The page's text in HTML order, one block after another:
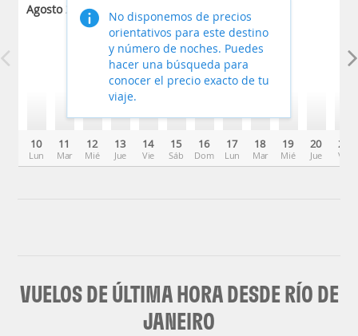
Agosto 2026
10
Lun
11
Mar
12
Mié
13
Jue
14
Vie
15
Sáb
16
Dom
17
Lun
18
Mar
19
Mié
20
Jue
21
Vie
No disponemos de precios
orientativos para este destino
y número de noches. Puedes
hacer una búsqueda para
conocer el precio exacto de tu
viaje.
VUELOS DE ÚLTIMA HORA DESDE RÍO DE
JANEIRO